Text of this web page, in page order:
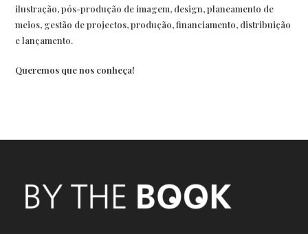
ilustração, pós-produção de imagem, design, planeamento de
meios, gestão de projectos, produção, financiamento, distribuição
e lançamento.
Queremos que nos conheça!